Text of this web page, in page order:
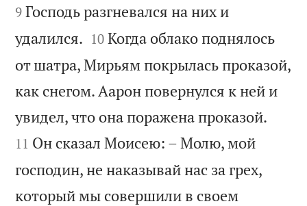
9 Господь разгневался на них и
удалился. 

10 Когда облако поднялось
от шатра, Мирьям покрылась проказой,
как снегом. Аарон повернулся к ней и
увидел, что она поражена проказой.
11 Он сказал Моисею: – Молю, мой
господин, не наказывай нас за грех,
который мы совершили в своем